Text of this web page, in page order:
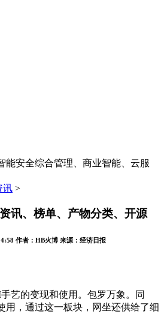
能安全综合管理、商业智能、云服
讯 >
讯、榜单、产物分类、开源
作者： HB火博 来源： 经济日报
艺的变现和使用。包罗万象。同
用，通过这一板块，网坐还供给了细